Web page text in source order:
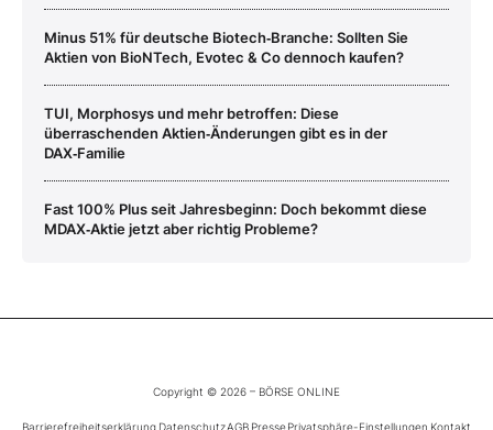
Minus 51% für deutsche Biotech‑Branche: Sollten Sie
Aktien von BioNTech, Evotec & Co dennoch kaufen?
TUI, Morphosys und mehr betroffen: Diese
überraschenden Aktien‑Änderungen gibt es in der
DAX‑Familie
Fast 100% Plus seit Jahresbeginn: Doch bekommt diese
MDAX‑Aktie jetzt aber richtig Probleme?
Copyright © 2026 – BÖRSE ONLINE
Barrierefreiheitserklärung DatenschutzAGB PressePrivatsphäre-Einstellungen Kontakt